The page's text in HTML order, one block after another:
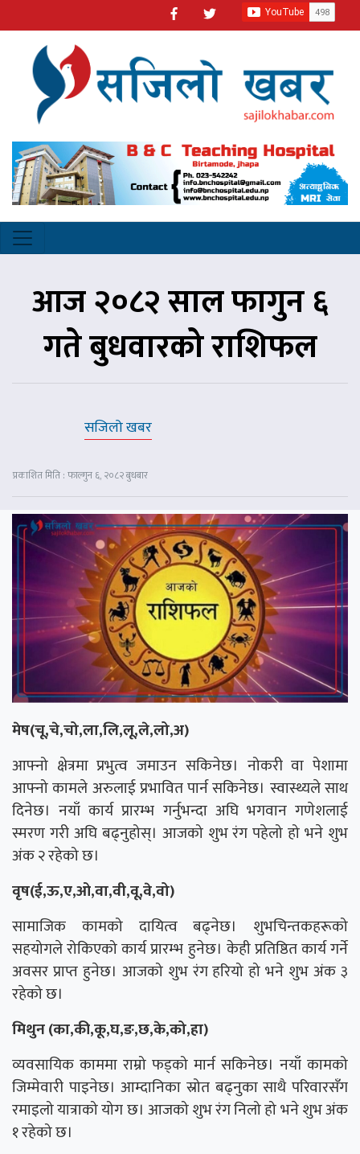
आज २०८२ साल फागुन ६
गते बुधवारको राशिफल
सजिलो खबर
प्रकाशित मिति : फाल्गुन ६, २०८२ बुधबार
मेष(चू,चे,चो,ला,लि,लू,ले,लो,अ)
आफ्नो क्षेत्रमा प्रभुत्व जमाउन सकिनेछ। नोकरी वा पेशामा
आफ्नो कामले अरुलाई प्रभावित पार्न सकिनेछ। स्वास्थ्यले साथ
दिनेछ। नयाँ कार्य प्रारम्भ गर्नुभन्दा अघि भगवान गणेशलाई
स्मरण गरी अघि बढ्नुहोस्। आजको शुभ रंग पहेलो हो भने शुभ
अंक २ रहेको छ।
वृष(ई,ऊ,ए,ओ,वा,वी,वू,वे,वो)
सामाजिक कामको दायित्व बढ्नेछ। शुभचिन्तकहरूको
सहयोगले रोकिएको कार्य प्रारम्भ हुनेछ। केही प्रतिष्ठित कार्य गर्ने
अवसर प्राप्त हुनेछ। आजको शुभ रंग हरियो हो भने शुभ अंक ३
रहेको छ।
मिथुन (का,की,कू,घ,ङ,छ,के,को,हा)
व्यवसायिक काममा राम्रो फड्को मार्न सकिनेछ। नयाँ कामको
जिम्मेवारी पाइनेछ। आम्दानिका स्रोत बढ्नुका साथै परिवारसँग
रमाइलो यात्राको योग छ। आजको शुभ रंग निलो हो भने शुभ अंक
१ रहेको छ।